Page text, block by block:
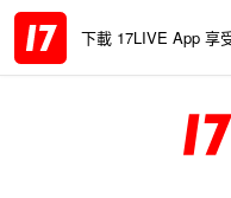
下載 17LIVE App 享